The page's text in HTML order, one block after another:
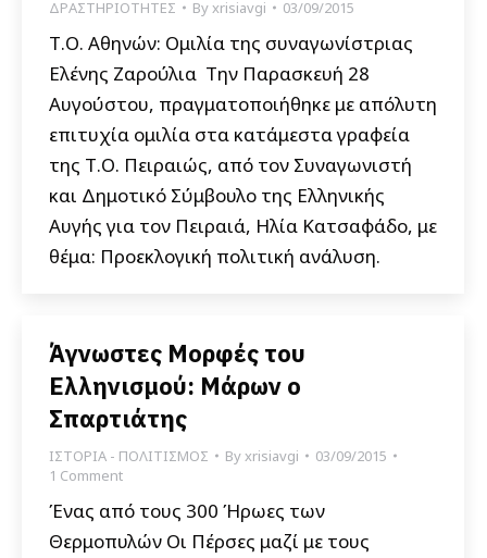
ΔΡΑΣΤΗΡΙΟΤΗΤΕΣ Byxrisiavgi 03/09/2015
Τ.Ο. Αθηνών: Oμιλία της συναγωνίστριας
Ελένης Ζαρούλια Την Παρασκευή 28
Αυγούστου, πραγματοποιήθηκε με απόλυτη
επιτυχία ομιλία στα κατάμεστα γραφεία
της Τ.Ο. Πειραιώς, από τον Συναγωνιστή
και Δημοτικό Σύμβουλο της Ελληνικής
Αυγής για τον Πειραιά, Ηλία Κατσαφάδο, με
θέμα: Προεκλογική πολιτική ανάλυση.
Άγνωστες Μορφές του
Ελληνισμού: Μάρων ο
Σπαρτιάτης
ΙΣΤΟΡΙΑ - ΠΟΛΙΤΙΣΜΟΣ Byxrisiavgi
03/09/2015
1 Comment
Ένας από τους 300 Ήρωες των
Θερμοπυλών Οι Πέρσες μαζί με τους